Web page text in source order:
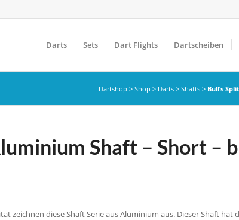
Darts Sets Dart Flights Dartscheiben
Dartshop > Shop > Darts > Shafts > Bull’s
Shaft – Short –
zeichnen diese Shaft Serie aus Aluminium aus. Dieser Shaft hat